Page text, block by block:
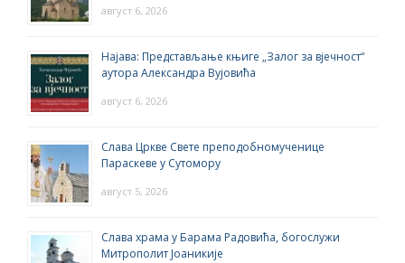
август 6, 2026
Најава: Представљање књиге „Залог за вјечност“
аутора Александра Вујовића
август 6, 2026
Слава Цркве Свете преподобномученице
Параскеве у Сутомору
август 5, 2026
Слава храма у Барама Радовића, богослужи
Митрополит Јоаникије